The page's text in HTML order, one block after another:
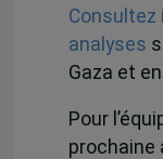
Consultez
analyses
Gaza et
Pour
prochaine